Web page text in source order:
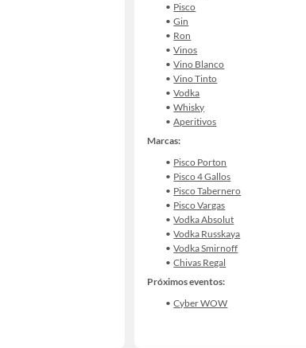
Pisco
Gin
Ron
Vinos
Vino Blanco
Vino Tinto
Vodka
Whisky
Aperitivos
Marcas:
Pisco Porton
Pisco 4 Gallos
Pisco Tabernero
Pisco Vargas
Vodka Absolut
Vodka Russkaya
Vodka Smirnoff
Chivas Regal
Próximos eventos:
Cyber WOW